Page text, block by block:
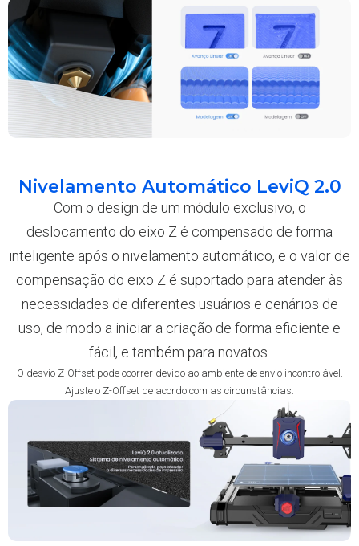
Nivelamento Automático LeviQ 2.0
Com o design de um módulo exclusivo, o
deslocamento do eixo Z é compensado de forma
inteligente após o nivelamento automático, e o valor de
compensação do eixo Z é suportado para atender às
necessidades de diferentes usuários e cenários de
uso, de modo a iniciar a criação de forma eficiente e
fácil, e também para novatos.
O desvio Z-Offset pode ocorrer devido ao ambiente de envio incontrolável.
Ajuste o Z-Offset de acordo com as circunstâncias.